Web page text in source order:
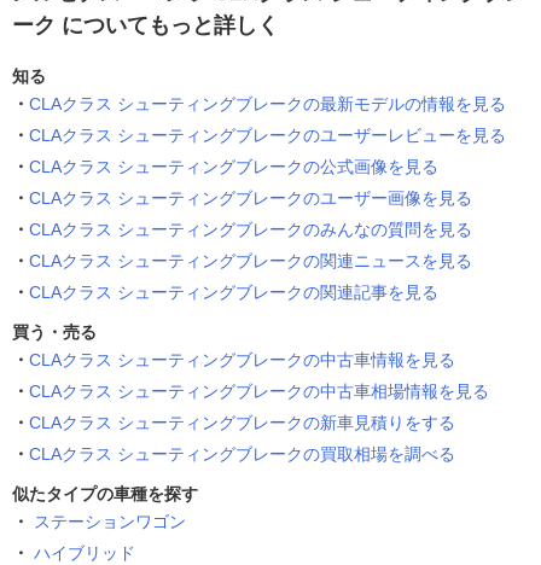
ーク についてもっと詳しく
知る
CLAクラス シューティングブレークの最新モデルの情報を見る
CLAクラス シューティングブレークのユーザーレビューを見る
CLAクラス シューティングブレークの公式画像を見る
CLAクラス シューティングブレークのユーザー画像を見る
CLAクラス シューティングブレークのみんなの質問を見る
CLAクラス シューティングブレークの関連ニュースを見る
CLAクラス シューティングブレークの関連記事を見る
買う・売る
CLAクラス シューティングブレークの中古車情報を見る
CLAクラス シューティングブレークの中古車相場情報を見る
CLAクラス シューティングブレークの新車見積りをする
CLAクラス シューティングブレークの買取相場を調べる
似たタイプの車種を探す
ステーションワゴン
ハイブリッド